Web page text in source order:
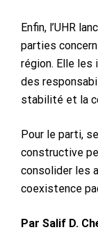
Enfin, l’UHR
parties
région. Elle les
des
stabilité et la
Pour le parti,
constructive
consolider les
coexistence
Par Salif D.